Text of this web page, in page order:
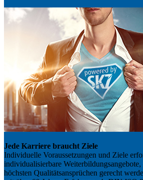
Jede Karriere braucht Ziele
Individuelle Voraussetzungen und Ziele
individualisierbare
höchsten Qualitätsansprüchen gerecht